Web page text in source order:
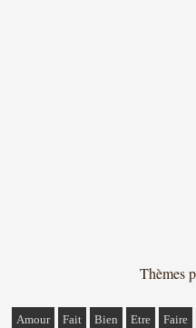
Thèmes
Amour Fait Bien Etre Faire